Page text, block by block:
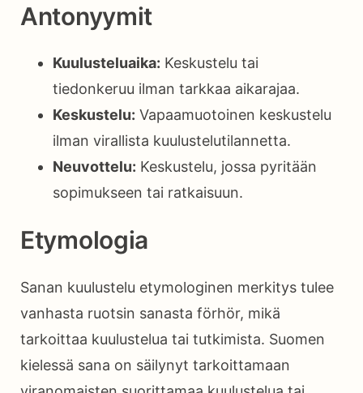
Antonyymit
Kuulusteluaika: Keskustelu tai
tiedonkeruu ilman tarkkaa aikarajaa.
Keskustelu: Vapaamuotoinen keskustelu
ilman virallista kuulustelutilannetta.
Neuvottelu: Keskustelu, jossa pyritään
sopimukseen tai ratkaisuun.
Etymologia
Sanan kuulustelu etymologinen merkitys tulee
vanhasta ruotsin sanasta förhör, mikä
tarkoittaa kuulustelua tai tutkimista. Suomen
kielessä sana on säilynyt tarkoittamaan